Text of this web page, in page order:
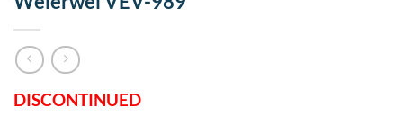
DISCONTINUED